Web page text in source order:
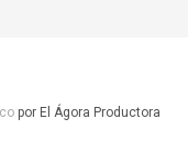
por El Ágora Productora